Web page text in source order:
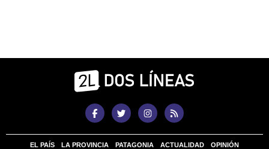
EL PAÍS LA PROVINCIA PATAGONIA ACTUALIDAD OPINIÓN